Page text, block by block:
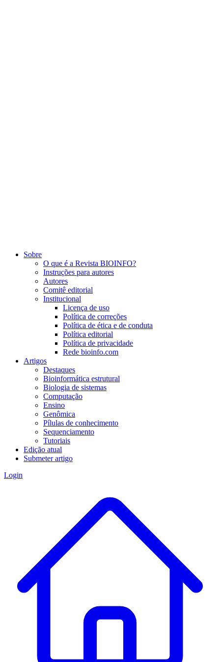
Sobre
O que é a Revista BIOINFO?
Instruções para autores
Autores
Comitê editorial
Institucional
Licença de uso
Política de correções
Política de ética e de conduta
Política editorial
Política de privacidade
Rede bioinfo.com
Artigos
Destaques
Bioinformática estrutural
Biologia de sistemas
Computação
Ensino
Genômica
Pílulas de conhecimento
Sequenciamento
Tutoriais
Edição atual
Submeter artigo
Login